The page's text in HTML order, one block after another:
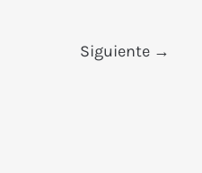
Siguiente →